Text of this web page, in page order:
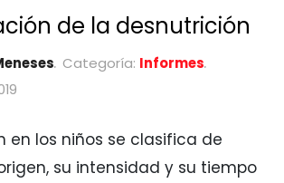
de la desnutrición
Categoría: Informes
en los niños se clasifica de
su intensidad y su tiempo